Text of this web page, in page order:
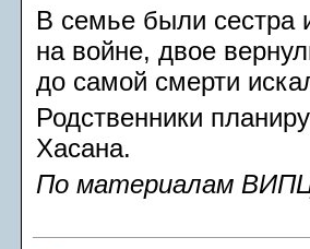
В семье были сестра
на войне, двое
до самой смерти
Родственники
Хасана.
По материалам